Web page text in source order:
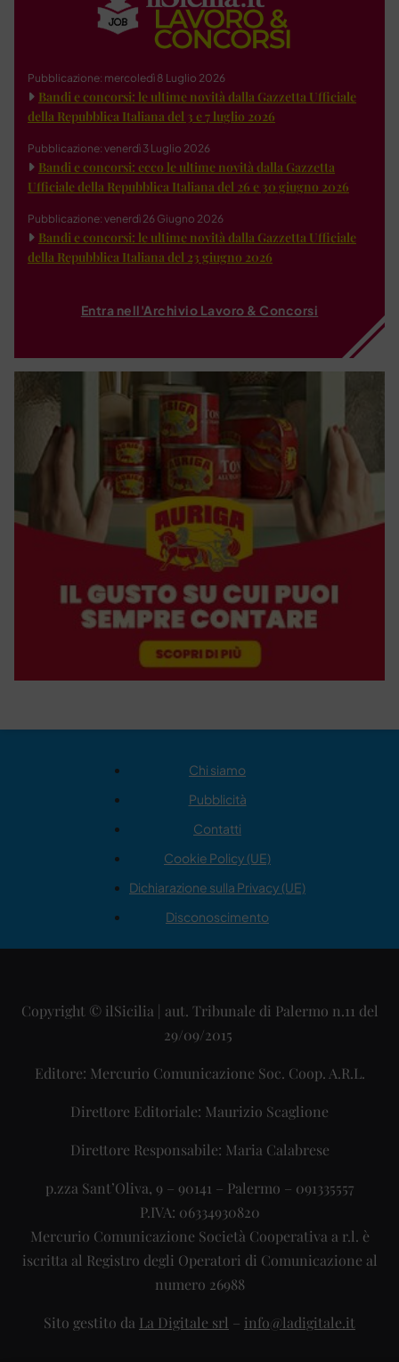
Pubblicazione: mercoledì 8 Luglio 2026
Bandi e concorsi: le ultime novità dalla Gazzetta Ufficiale
della Repubblica Italiana del 3 e 7 luglio 2026
Pubblicazione: venerdì 3 Luglio 2026
Bandi e concorsi: ecco le ultime novità dalla Gazzetta
Ufficiale della Repubblica Italiana del 26 e 30 giugno 2026
Pubblicazione: venerdì 26 Giugno 2026
Bandi e concorsi: le ultime novità dalla Gazzetta Ufficiale
della Repubblica Italiana del 23 giugno 2026
Entra nell'Archivio Lavoro & Concorsi
Chi siamo
Pubblicità
Contatti
Cookie Policy (UE)
Dichiarazione sulla Privacy (UE)
Disconoscimento
Copyright © ilSicilia | aut. Tribunale di Palermo n.11 del
29/09/2015
Editore: Mercurio Comunicazione Soc. Coop. A.R.L.
Direttore Editoriale: Maurizio Scaglione
Direttore Responsabile: Maria Calabrese
p.zza Sant’Oliva, 9 – 90141 – Palermo – 091335557
P.IVA: 06334930820
Mercurio Comunicazione Società Cooperativa a r.l. è
iscritta al Registro degli Operatori di Comunicazione al
numero 26988
Sito gestito da La Digitale srl – info@ladigitale.it